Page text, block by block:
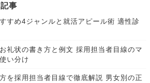
事
すめ4ジャンルと就活アピール術 適性診
礼状の書き方と例文 採用担当者目線のマ
い分け
を採用担当者目線で徹底解説 男女別の正